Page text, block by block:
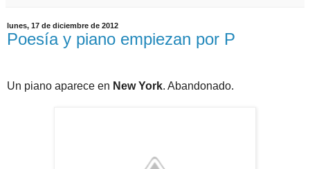
lunes, 17 de diciembre de 2012
Poesía y piano empiezan por P
Un piano aparece en New York. Abandonado.